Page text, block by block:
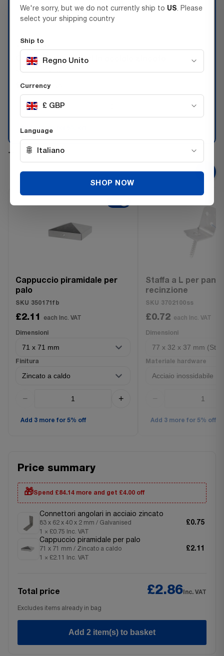
Connettori angolari in acciaio zincato
SKU 440408362402
£0.75 Inc. VAT
− +
Add 3 more for 5% off
+
Cappuccio piramidale per
palo
SKU 350171fb
£2.11 each Inc. VAT
Dimensioni
Finitura
− +
Add 3 more for 5% off
Staffa a L per
recinzione
SKU 3702100ss
£0.72 each Inc. VAT
Dimensioni
Materiale hardware
Add 3 more for 5% off
Price summary
🎁Spend £84.14 more and get £4.00 off
Connettori angolari in acciaio zincato
83 x 62 x 40 x 2 mm / Galvanised
1 × £0.75 Inc. VAT
£0.75
Cappuccio piramidale per palo
71 x 71 mm / Zincato a caldo
1 × £2.11 Inc. VAT
£2.11
Total price £2.86 Inc. VAT
Excludes items already in bag
Add 2 item(s) to basket
We're sorry, but we do not currently ship to US. Please
select your shipping country
Ship to
Regno Unito
Currency
£ GBP
Language
🌐 Italiano
SHOP NOW